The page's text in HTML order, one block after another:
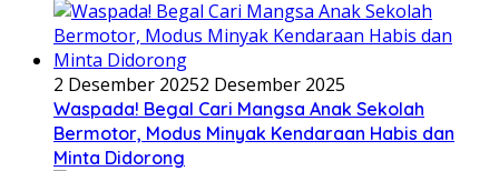
2 Desember 20252 Desember 2025
Waspada! Begal Cari Mangsa Anak Sekolah
Bermotor, Modus Minyak Kendaraan Habis dan
Minta Didorong